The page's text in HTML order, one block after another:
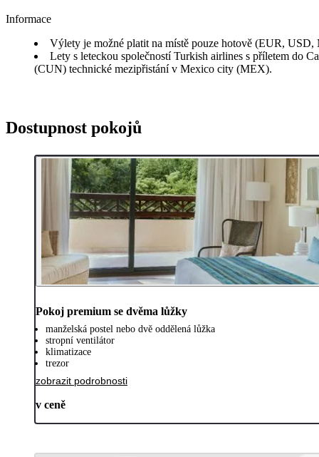
Informace
Výlety je možné platit na místě pouze hotově (EUR,
Lety s leteckou společností Turkish airlines s příletem do
(CUN) technické mezipřistání v Mexico city (MEX).
Dostupnost pokojů
Pokoj premium se dvěma lůžky
manželská postel nebo dvě oddělená lůžka
stropní ventilátor
klimatizace
trezor
zobrazit podrobnosti
v ceně